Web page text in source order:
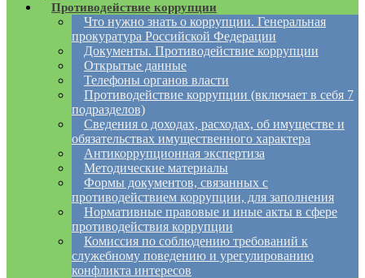
Противодействие коррупции
Что нужно знать о коррупции. Генеральная
прокуратура Российской Федерации
Документы. Противодействие коррупции
Открытые данные
Телефоны органов власти
Противодействие коррупции (включает в себя 7
подразделов)
Сведения о доходах, расходах, об имуществе и
обязательствах имущественного характера
Антикоррупционная экспертиза
Методические материалы
Формы документов, связанных с
противодействием коррупции, для заполнения
Нормативные правовые и иные акты в сфере
противодействия коррупции
Комиссия по соблюдению требований к
служебному поведению и урегулированию
конфликта интересов